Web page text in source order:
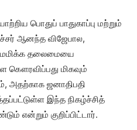
பொதுப் பாதுகாப்பு மற்றும்
ஆனந்த விஜேபால,
தலைமையை
கௌரவிப்பது மிகவும்
அதற்காக ஜனாதிபதி
இந்த நிகழ்ச்சித்
என்றும் குறிப்பிட்டார்.